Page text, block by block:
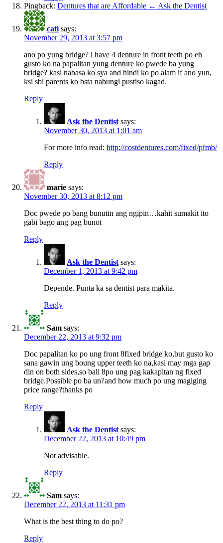
Pingback: Dentures that are Affordable ← Ask the Dentist
cati says:
November 29, 2013 at 3:57 pm
ano po yung bridge? i have 4 denture in front teeth po eh
gusto ko na papalitan yung denture ko pwede ba yung
bridge? kasi nabasa ko sya and hindi ko po alam if ano yun,
ksi sbi parents ko bsta nabungi pustiso kagad.
Reply
Ask the Dentist says:
November 30, 2013 at 1:01 am
For more info read: http://costdentures.com/fixed/pfmb/
Reply
marie says:
November 30, 2013 at 8:12 pm
Doc pwede po bang bunutin ang ngipin…kahit sumakit ito
gabi bago ang pag bunot
Reply
Ask the Dentist says:
December 1, 2013 at 9:42 pm
Depende. Punta ka sa dentist para makita.
Reply
Sam says:
December 22, 2013 at 9:32 pm
Doc papalitan ko po ung front 8fixed bridge ko,but gusto ko
sana gawin ung boung upper teeth ko na,kasi may mga gap
din on both sides,so bali 8po ung pag kakapitan ng fixed
bridge.Possible po ba un?and how much po ung magiging
price range?thanks po
Reply
Ask the Dentist says:
December 22, 2013 at 10:49 pm
Not advisable.
Reply
Sam says:
December 22, 2013 at 11:31 pm
What is the best thing to do po?
Reply